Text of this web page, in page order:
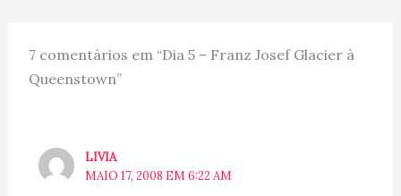
7 comentários em “Dia 5 – Franz Josef Glacier à
Queenstown”
LIVIA
MAIO 17, 2008 EM 6:22 AM